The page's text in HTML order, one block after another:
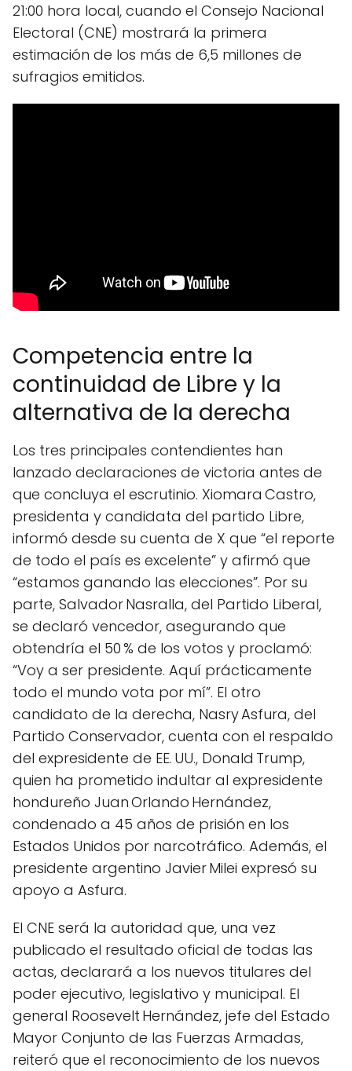
21:00 hora local, cuando el Consejo Nacional
Electoral (CNE) mostrará la primera
estimación de los más de 6,5 millones de
sufragios emitidos.
Competencia entre la
continuidad de Libre y la
alternativa de la derecha
Los tres principales contendientes han
lanzado declaraciones de victoria antes de
que concluya el escrutinio. Xiomara Castro,
presidenta y candidata del partido Libre,
informó desde su cuenta de X que “el reporte
de todo el país es excelente” y afirmó que
“estamos ganando las elecciones”. Por su
parte, Salvador Nasralla, del Partido Liberal,
se declaró vencedor, asegurando que
obtendría el 50 % de los votos y proclamó:
“Voy a ser presidente. Aquí prácticamente
todo el mundo vota por mí”. El otro
candidato de la derecha, Nasry Asfura, del
Partido Conservador, cuenta con el respaldo
del expresidente de EE. UU., Donald Trump,
quien ha prometido indultar al expresidente
hondureño Juan Orlando Hernández,
condenado a 45 años de prisión en los
Estados Unidos por narcotráfico. Además, el
presidente argentino Javier Milei expresó su
apoyo a Asfura.
El CNE será la autoridad que, una vez
publicado el resultado oficial de todas las
actas, declarará a los nuevos titulares del
poder ejecutivo, legislativo y municipal. El
general Roosevelt Hernández, jefe del Estado
Mayor Conjunto de las Fuerzas Armadas,
reiteró que el reconocimiento de los nuevos